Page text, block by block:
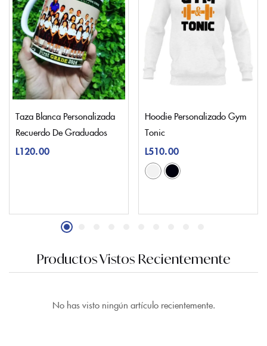
Taza Blanca Personalizada
Recuerdo De Graduados
L120.00
Hoodie Personalizado Gym
Tonic
L510.00
Productos Vistos Recientemente
No has visto ningún artículo recientemente.